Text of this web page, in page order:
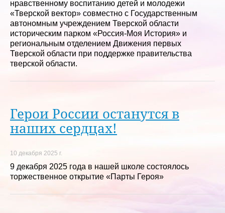
нравственному воспитанию детей и молодежи
«Тверской вектор» совместно с Государственным
автономным учреждением Тверской области
историческим парком «Россия-Моя История» и
региональным отделением Движения первых
Тверской области при поддержке правительства
тверской области.
Герои России останутся в
наших сердцах!
10 декабря 2025 г.
9 декабря 2025 года в нашей школе состоялось
торжественное открытие «Парты Героя»